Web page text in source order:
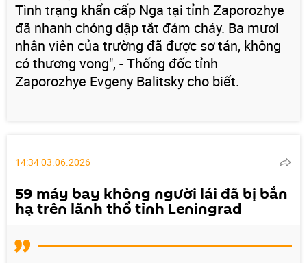
Tình trạng khẩn cấp Nga tại tỉnh Zaporozhye
đã nhanh chóng dập tắt đám cháy. Ba mươi
nhân viên của trường đã được sơ tán, không
có thương vong", - Thống đốc tỉnh
Zaporozhye Evgeny Balitsky cho biết.
14:34 03.06.2026
59 máy bay không người lái đã bị bắn
hạ trên lãnh thổ tỉnh Leningrad